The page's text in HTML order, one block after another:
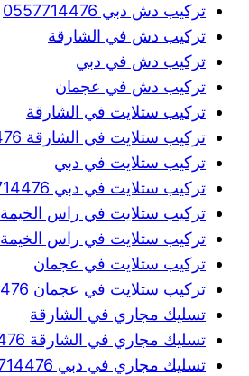
تركيب دش دبي 0557714476
تركيب دش في الشارقة
تركيب دش في دبي
تركيب دش في عجمان
تركيب ستلايت في الشارقة
تركيب ستلايت في الشارقة 0557714476
تركيب ستلايت في دبي
تركيب ستلايت في دبي 0557714476
تركيب ستلايت في راس الخيمة
تركيب ستلايت في راس الخيمة 0557714476
تركيب ستلايت في عجمان
تركيب ستلايت في عجمان 0557714476
تسليك مجاري في الشارقة
تسليك مجاري في الشارقة 0557714476
تسليك مجاري في دبي 0557714476